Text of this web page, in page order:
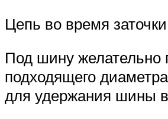
Цепь во время
Под шину желательно
подходящего
для удержания шины в